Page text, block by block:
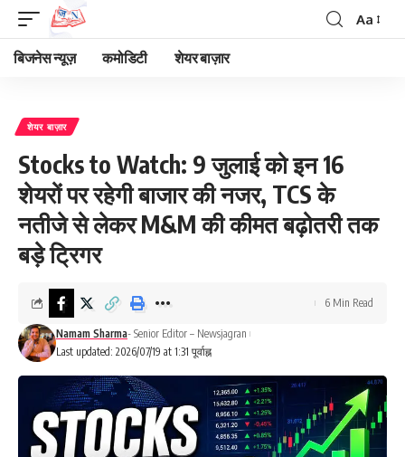
Font
Aa
बिजनेस न्यूज़ कमोडिटी शेयर बाज़ार
शेयर बाज़ार
Stocks to Watch: 9 जुलाई को इन 16
शेयरों पर रहेगी बाजार की नजर, TCS के
नतीजे से लेकर M&M की कीमत बढ़ोतरी तक
बड़े ट्रिगर
Last updated: 2026/07/19 at 1:31 पूर्वाह्न
Namam Sharma- Senior Editor – Newsjagran
6 Min Read